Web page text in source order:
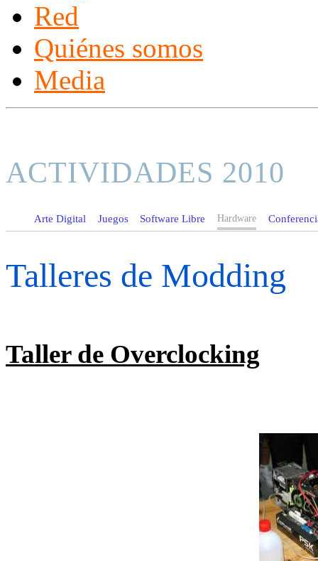
Red
Quiénes somos
Media
ACTIVIDADES 2010
Arte Digital Juegos Software Libre Hardware
Talleres de Modding
Taller de Overclocking